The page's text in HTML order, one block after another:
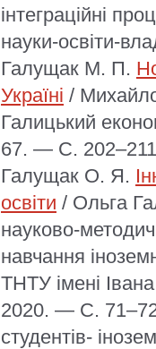
інтеграційні
науки-освіти-
Галущак М. П.
Україні /
Галицький
67. — С.
Галущак О. Я.
освіти / Ольга
науково-
навчання
ТНТУ імені
2020. — С.
студентів-